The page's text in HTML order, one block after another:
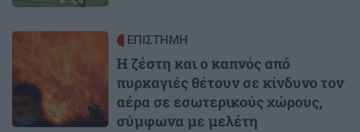
ΕΠΙΣΤΗΜΗ
Η ζέστη και ο καπνός από
πυρκαγιές θέτουν σε κίνδυνο τον
αέρα σε εσωτερικούς χώρους,
σύμφωνα με μελέτη